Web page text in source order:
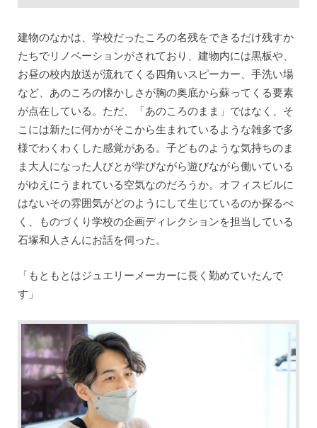
建物のなかは、学校だったころの名残をできるだけ残すか
たちでリノベーションがされており、建物内には黒板や、
お昼の校内放送が流れてくる四角いスピーカー、手洗い場
など、あのころの懐かしさが胸の奥底から蘇ってくる要素
が点在している。ただ、「あのころのまま」ではなく、そ
こには新たに何かがそこから生まれているような雑多で多
様でわくわくした感覚がある。子どものような気持ちのま
ま大人になった人びとが学びながら遊びながら働いている
がゆえにうまれている空気なのだろうか。オフィスビルに
はないその雰囲気がどのようにして生じているのか探るべ
く、ものづくり学校の企画ディレクションを担当している
石塚和人さんにお話を伺った。
「もともとはジュエリーメーカーに長く勤めていたんで
す」